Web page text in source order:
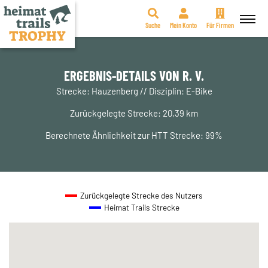
Zum
Suche Mein Konto Für Firmen
ERGEBNIS-DETAILS VON R. V.
Strecke: Hauzenberg // Disziplin: E-Bike
Zurückgelegte Strecke: 20,39 km
Berechnete Ähnlichkeit zur HTT Strecke: 99%
Zurückgelegte Strecke des Nutzers
Heimat Trails Strecke